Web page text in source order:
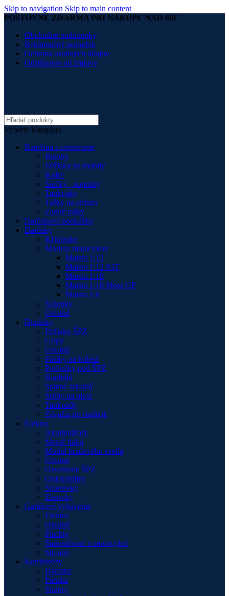
Skip to navigation Skip to main content
POŠTOVNÉ ZDARMA PRI NÁKUPE NAD 60€
Obchodné podmienky
Reklamačný poriadok
Ochrana osobných údajov
Odstúpenie od zmluvy
Vyberte kategóriu
Batožina a cestovanie
Batohy
Držiaky na mobily
Kufre
Sieťky , popruhy
Tankvaky
Tašky na stehno
Zadné tašky
Darčekové poukážky
Darčeky
Kľúčenky
Modely motocykov
Maisto 1:12
Maisto 1:12 KIT
Maisto 1:18
Maisto 1:18 Moto GP
Maisto 1:6
Nálepky
Ostatné
Doplnky
Držiaky ŠPZ
Gripy
Ostatné
Pásiky na kolesá
Podložky pod ŠPZ
Riadidlá
Spätné zrkadlá
Šróby na plexi
Tankpady
Závažia do riaditok
Elektro
Akumulátory
Merač tlaku
Modul brzdového svetla
Ostatné
Osvetlenie ŠPZ
Quickshifter
Smerovky
Zásuvky
Garážové vybavenie
Elektro
Ostatné
Plachty
Starostlivosť o motocykel
Stojany
Kombinézy
Dámske
Pánske
Slidery